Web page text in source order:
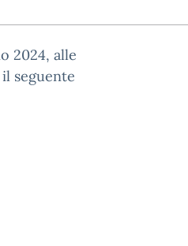
2024, alle
seguente